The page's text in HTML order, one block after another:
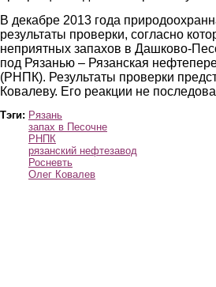
В декабре 2013 года
результаты проверки, согласно
неприятных запахов в Дашково-
под Рязанью – Рязанская
(РНПК). Результаты проверки
Ковалеву. Его реакции не
Тэги: Рязань
запах в Песочне
РНПК
рязанский нефтезавод
Росневть
Олег Ковалев